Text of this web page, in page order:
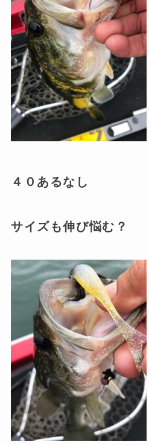
４０あるなし
サイズも伸び悩む？